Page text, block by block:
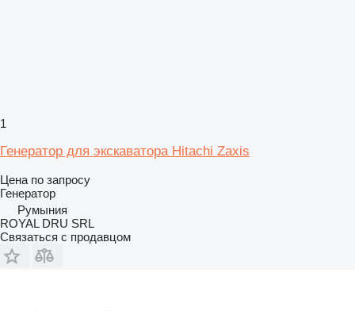
1
Генератор для экскаватора Hitachi Zaxis
Цена по запросу
Генератор
Румыния
ROYAL DRU SRL
Связаться с продавцом